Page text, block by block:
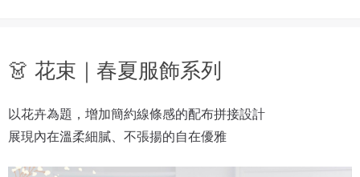
👗 花束｜春夏服飾系列
以花卉為題，增加簡約線條感的配布拼接設計
展現內在溫柔細膩、不張揚的自在優雅